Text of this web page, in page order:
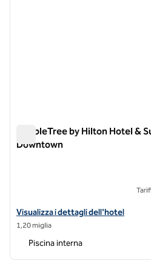
DoubleTree by Hilton Hotel &
Downtown
Visualizza i dettagli dell'hotel
Visualizza i dettagli dell'hotel
1,20 miglia
Piscina interna